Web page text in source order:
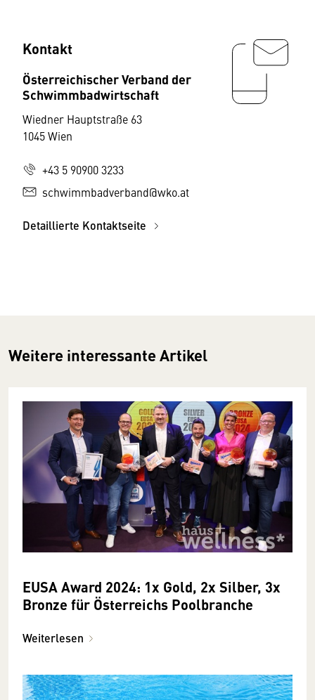
Kontakt
Österreichischer Verband der
Schwimmbadwirtschaft
Wiedner Hauptstraße 63
1045 Wien
+43 5 90900 3233
schwimmbadverband@wko.at
Detaillierte Kontaktseite
Weitere interessante Artikel
EUSA Award 2024: 1x Gold, 2x Silber, 3x
Bronze für Österreichs Poolbranche
Weiterlesen